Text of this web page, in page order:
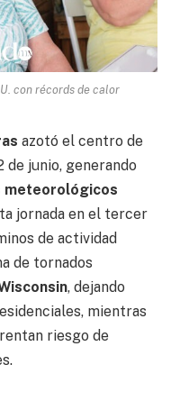
con récords de calor
azotó el centro de
de junio, generando
meteorológicos
jornada en el tercer
de actividad
de tornados
, dejando
mientras
riesgo de